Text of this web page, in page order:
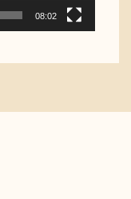
08:02